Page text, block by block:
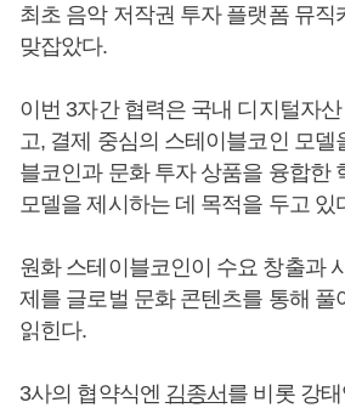
최초 음악 저작권 투자 플랫폼 뮤직
맞잡았다.
이번 3자간 협력은 국내 디지털자
고, 결제 중심의 스테이블코인 모델
블코인과 문화 투자 상품을 융합한
모델을 제시하는 데 목적을 두고 있
원화 스테이블코인이 수요 창출과
제를 글로벌 문화 콘텐츠를 통해 풀
읽힌다.
3사의 협약식엔 김종서를 비롯 강